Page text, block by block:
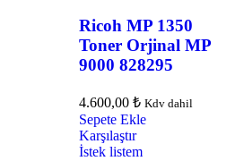
Ricoh MP 1350
Toner Orjinal MP
9000 828295
4.600,00 ₺ Kdv dahil
Sepete Ekle
Karşılaştır
İstek listem